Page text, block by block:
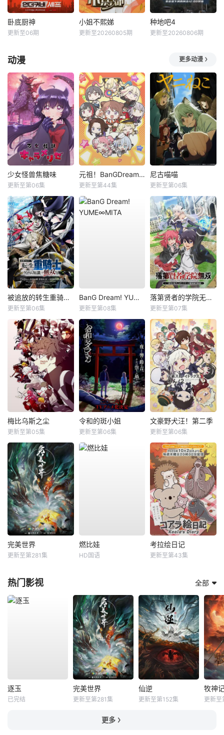
卧底厨神
更新至06期
小姐不熙娣
更新至20260805期
种地吧4
更新至20260806期
动漫 更多动漫
少女怪兽焦糖味
更新至第06集
元祖！BanGDream酱
更新至第44集
尼古喵喵
更新至第06集
被追放的转生重骑士用游戏知识开无双
更新至第06集
BanG Dream! YUME∞MITA
更新至第08集
落第贤者的学院无双第二回转生，S等级作弊魔术师冒险记
更新至第07集
梅比乌斯之尘
更新至第05集
令和的斑小姐
更新至第06集
文豪野犬汪！第二季
更新至第06集
完美世界
更新至第281集
燃比娃
HD国语
考拉绘日记
更新至第43集
热门影视 全部
逐玉
已完结
完美世界
更新至第281集
仙逆
更新至第152集
牧神
更新
更多